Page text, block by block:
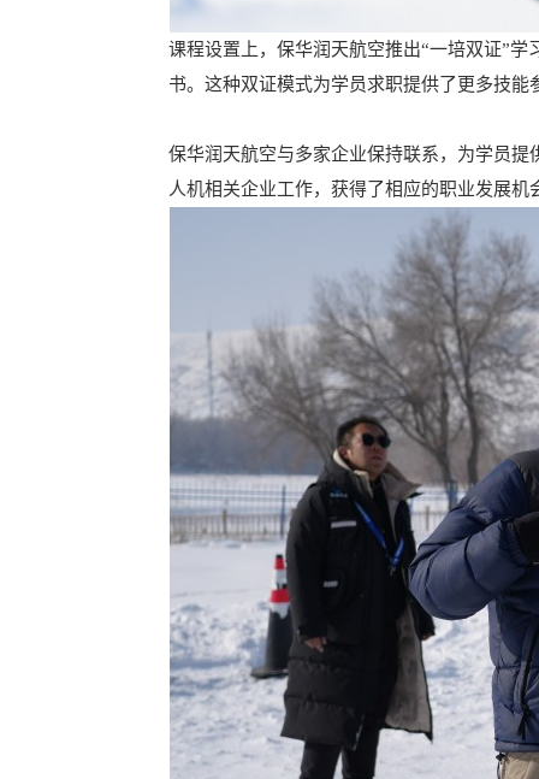
课程设置上，保华润天航空推出“一培双证”
书。这种双证模式为学员求职提供了更多技能
保华润天航空与多家企业保持联系，为学员
人机相关企业工作，获得了相应的职业发展机